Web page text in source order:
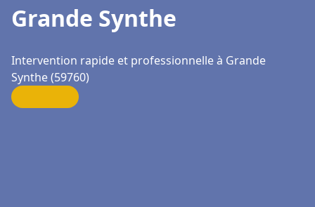
Grande Synthe
Intervention rapide et professionnelle à Grande
Synthe (59760)